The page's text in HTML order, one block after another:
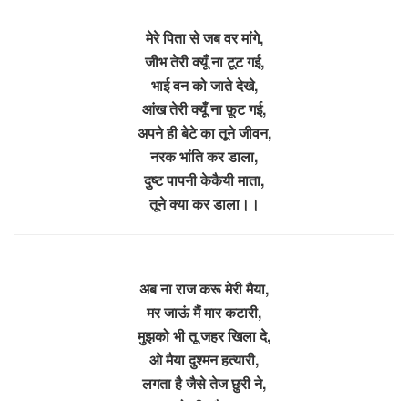
मेरे पिता से जब वर मांगे,
जीभ तेरी क्यूँ ना टूट गई,
भाई वन को जाते देखे,
आंख तेरी क्यूँ ना फ़ूट गई,
अपने ही बेटे का तूने जीवन,
नरक भांति कर डाला,
दुष्ट पापनी केकैयी माता,
तूने क्या कर डाला।।
अब ना राज करू मेरी मैया,
मर जाऊं मैं मार कटारी,
मुझको भी तू जहर खिला दे,
ओ मैया दुश्मन हत्यारी,
लगता है जैसे तेज छुरी ने,